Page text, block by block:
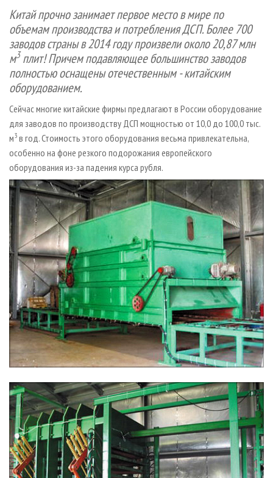
СУШКА ДРЕВЕСИНЫ
ПРОИЗВОДСТВО ДРЕВЕСНЫХ ПЛИТ
ДЕРЕВЯННОЕ ДОМОСТРОЕНИЕ
ПРОИЗВОДСТВО МЕБЕЛИ
БИОЭНЕРГЕТИКА
ЦБП
ИНСТРУМЕНТ И МАТЕРИАЛЫ
ПЕРСОНЫ
МОБИЛЬНЫЕ ВЫСТАВКИ
ОФИЦИАЛЬНЫЕ ДЕЛЕГАЦИИ
ПРИОРИТЕТНЫЕ ИНВЕСТПРОЕКТЫ
RUSSIAN FORESTRY REVIEW
ГАЗЕТА ЛЕСПРОМФОРУМ
БИБЛИОТЕКА СПЕЦИАЛИСТА
КОНТАКТЫ
РЕКЛАМА
РЕКЛАМА НА САЙТЕ
Китай прочно занимает первое место в мире по
объемам производства и потребления ДСП. Более 700
заводов страны в 2014 году произвели около 20,87 млн
м3плит! Причем подавляющее большинство заводов
полностью оснащены отечественным - китайским
оборудованием.
Сейчас многие китайские фирмы предлагают в России оборудование
для заводов по производству ДСП мощностью от 10,0 до 100,0 тыс.
м3 в год. Стоимость этого оборудования весьма привлекательна,
особенно на фоне резкого подорожания европейского
оборудования из-за падения курса рубля.